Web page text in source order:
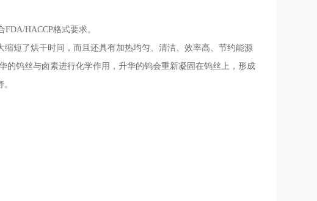
HACCP格式要求。
短了烘干时间，而且还具有加热均匀、清洁、效率高、节约能源
钨丝与卤素进行化学作用，升华的钨会重新凝固在钨丝上，形成